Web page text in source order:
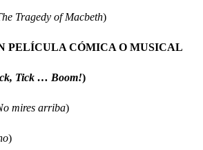
Tragedy of Macbeth)
PELÍCULA CÓMICA O MUSICAL
Tick … Boom!)
mires arriba)
)